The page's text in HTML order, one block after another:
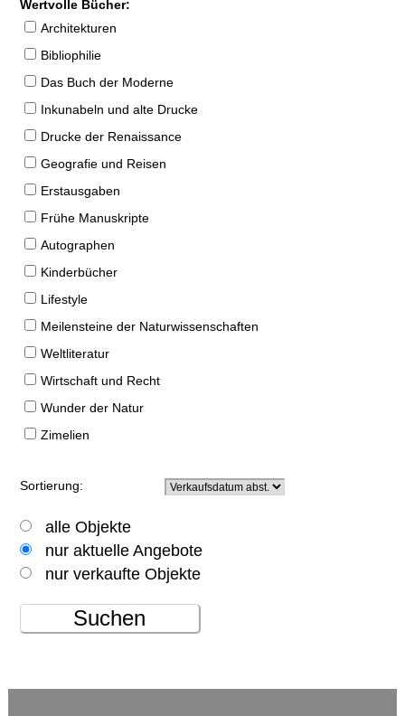
Wertvolle Bücher:
Architekturen
Bibliophilie
Das Buch der Moderne
Inkunabeln und alte Drucke
Drucke der Renaissance
Geografie und Reisen
Erstausgaben
Frühe Manuskripte
Autographen
Kinderbücher
Lifestyle
Meilensteine der Naturwissenschaften
Weltliteratur
Wirtschaft und Recht
Wunder der Natur
Zimelien
Sortierung:
alle Objekte
nur aktuelle Angebote
nur verkaufte Objekte
Suchen